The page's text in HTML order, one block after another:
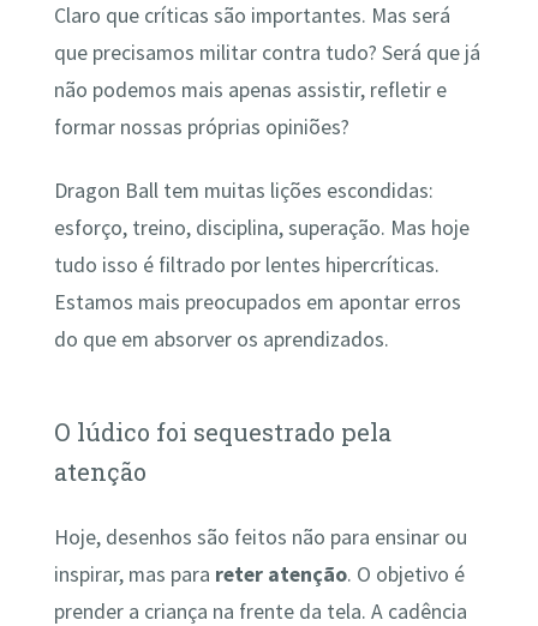
Claro que críticas são importantes. Mas será
que precisamos militar contra tudo? Será que já
não podemos mais apenas assistir, refletir e
formar nossas próprias opiniões?
Dragon Ball tem muitas lições escondidas:
esforço, treino, disciplina, superação. Mas hoje
tudo isso é filtrado por lentes hipercríticas.
Estamos mais preocupados em apontar erros
do que em absorver os aprendizados.
O lúdico foi sequestrado pela
atenção
Hoje, desenhos são feitos não para ensinar ou
inspirar, mas para reter atenção. O objetivo é
prender a criança na frente da tela. A cadência